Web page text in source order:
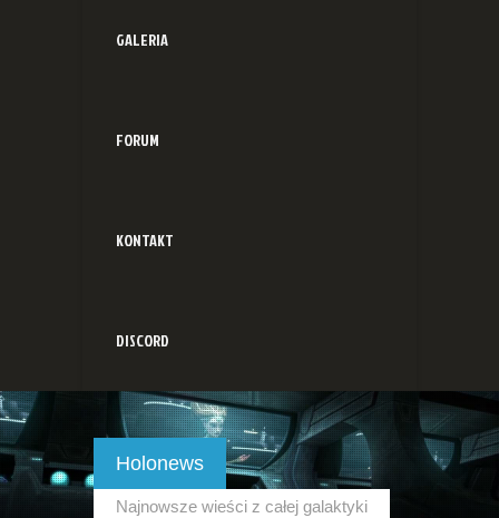
GALERIA
FORUM
KONTAKT
DISCORD
Holonews
Najnowsze wieści z całej galaktyki